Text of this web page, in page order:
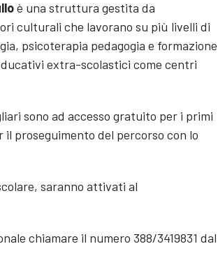
è una struttura gestita da
culturali che lavorano su più livelli di
psicoterapia pedagogia e formazione
extra-scolastici come centri
sono ad accesso gratuito per i primi
proseguimento del percorso con lo
saranno attivati al
chiamare il numero 388/3419831 dal